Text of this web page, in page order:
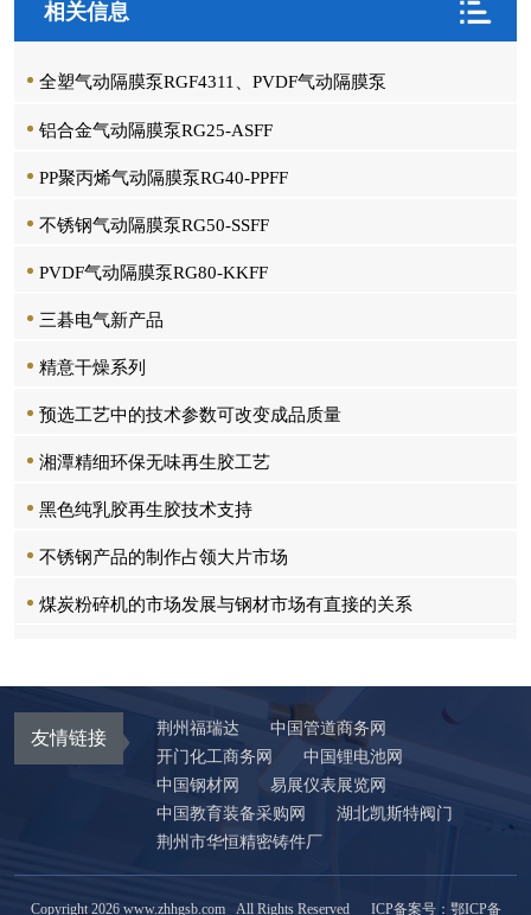
相关信息
全塑气动隔膜泵RGF4311、PVDF气动隔膜泵
铝合金气动隔膜泵RG25-ASFF
PP聚丙烯气动隔膜泵RG40-PPFF
不锈钢气动隔膜泵RG50-SSFF
PVDF气动隔膜泵RG80-KKFF
三碁电气新产品
精意干燥系列
预选工艺中的技术参数可改变成品质量
湘潭精细环保无味再生胶工艺
黑色纯乳胶再生胶技术支持
不锈钢产品的制作占领大片市场
煤炭粉碎机的市场发展与钢材市场有直接的关系
友情链接 荆州福瑞达
中国管道商务网
开门化工商务网
中国锂电池网
中国钢材网
易展仪表展览网
中国教育装备采购网
湖北凯斯特阀门
荆州市华恒精密铸件厂
Copyright 2026 www.zhhgsb.com All Rights Reserved ICP备案号： 鄂ICP备